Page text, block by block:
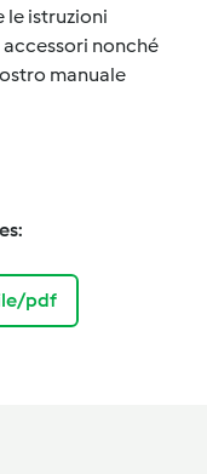
le istruzioni
nonché
manuale
pdf